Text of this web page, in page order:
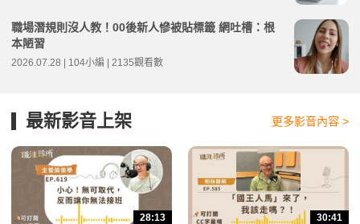
職場潛規則沒人教！00後新人慘被貼標籤 網吐槽：根
本陋習
2026.07.28 | 104小編 | 2135觀看數
最新影音上架 更多影音內容 >
28:13 30:41